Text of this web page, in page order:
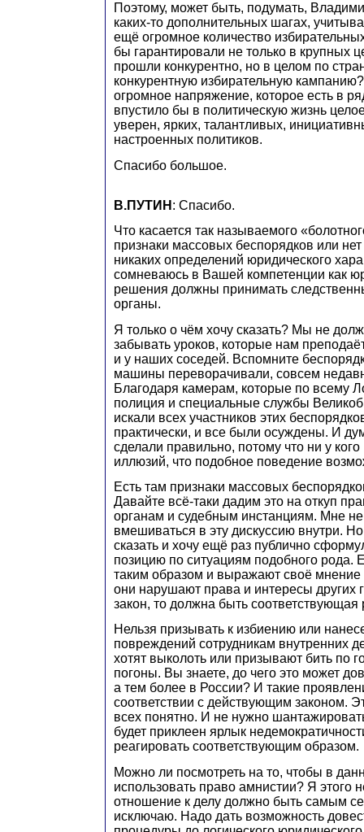
Поэтому, может быть, подумать,
каких‑то дополнительных шагах,
ещё огромное количество
бы гарантировали не только в крупных
прошли конкурентно, но в целом по
конкурентную избирательную
огромное напряжение, которое есть в
впустило бы в политическую жизнь
уверен, ярких, талантливых,
настроенных политиков.
Спасибо большое.
В.ПУТИН : Спасибо.
Что касается так называемого
признаки массовых беспорядков или
никаких определений юридического
сомневаюсь в Вашей компетенции как
решения должны принимать
органы.
Я только о чём хочу сказать? Мы не
забывать уроков, которые нам
и у наших соседей. Вспомните
машины переворачивали, совсем
Благодаря камерам, которые по всему
полиция и специальные службы
искали всех участников этих
практически, и все были осуждены. И
сделали правильно, потому что ни у
иллюзий, что подобное поведение
Есть там признаки массовых
Давайте всё‑таки дадим это на откуп
органам и судебным инстанциям. Мне не
вмешиваться в эту дискуссию внутри.
сказать и хочу ещё раз публично
позицию по ситуациям подобного рода.
таким образом и выражают своё мнение
они нарушают права и интересы других
закон, то должна быть соответствующая
Нельзя призывать к избиению или
повреждений сотрудникам внутренних
хотят выколоть или призывают бить по
погоны. Вы знаете, до чего это может
а тем более в России? И такие
соответствии с действующим законом.
всех понятно. И не нужно
будет приклеен ярлык
реагировать соответствующим образом.
Можно ли посмотреть на то, чтобы в
использовать право амнистии? Я этого
отношение к делу должно быть самым
исключаю. Надо дать возможность